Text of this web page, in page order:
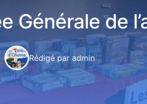
Générale de
Rédigé par admin